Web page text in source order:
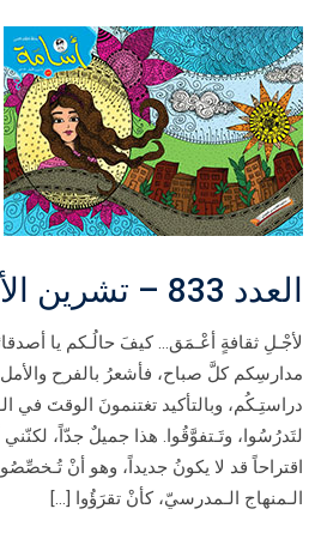
العدد 833 – تشرين الأول 2022
لأجْـلِ ثقافةٍ أعْـمَق… كيفَ حالُـكم يا
مدارسِكم كلَّ صباح، فأشعرُ بالفرح
دراستِـكُم، وبالتأكيد تغتنمونَ الوقتَ في
لتَدرُسُوا، وتَـتفوَّقُوا. هذا جميلٌ جدّاً،
اقتراحاً قد لا يكونُ جديداً، وهو أنْ
الـمنهاج الـمدرسيّ، كأنْ تقرَؤُوا […]